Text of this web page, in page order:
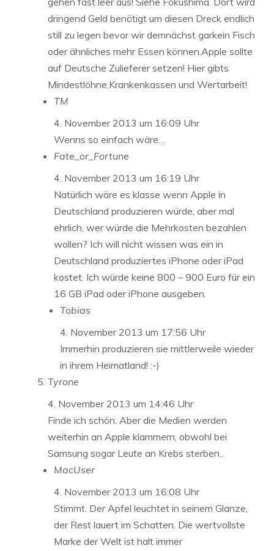
dringend Geld benötigt um diesen Dreck endlich
still zu legen bevor wir demnächst garkein Fisch
oder ähnliches mehr Essen können.Apple sollte
auf Deutsche Zulieferer setzen! Hier gibts
Mindestlöhne,Krankenkassen und Wertarbeit!
TM
4. November 2013 um 16:09 Uhr
Wenns so einfach wäre…
Fate_or_Fortune
4. November 2013 um 16:19 Uhr
Natürlich wäre es klasse wenn Apple in
Deutschland produzieren würde, aber mal
ehrlich, wer würde die Mehrkosten bezahlen
wollen? Ich will nicht wissen was ein in
Deutschland produziertes iPhone oder iPad
kostet. Ich würde keine 800 – 900 Euro für ein
16 GB iPad oder iPhone ausgeben.
Tobias
4. November 2013 um 17:56 Uhr
Immerhin produzieren sie mittlerweile wieder
in ihrem Heimatland! :-)
Tyrone
4. November 2013 um 14:46 Uhr
Finde ich schön. Aber die Medien werden
weiterhin an Apple klammern, obwohl bei
Samsung sogar Leute an Krebs sterben..
MacUser
4. November 2013 um 16:08 Uhr
Stimmt. Der Apfel leuchtet in seinem Glanze,
der Rest lauert im Schatten. Die wertvollste
Marke der Welt ist halt immer